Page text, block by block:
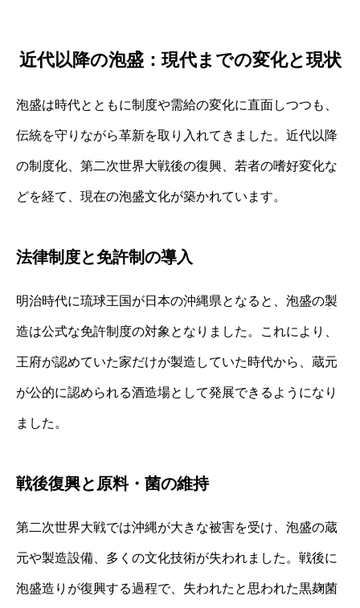
近代以降の泡盛：現代までの変化と現状
泡盛は時代とともに制度や需給の変化に直面しつつも、
伝統を守りながら革新を取り入れてきました。近代以降
の制度化、第二次世界大戦後の復興、若者の嗜好変化な
どを経て、現在の泡盛文化が築かれています。
法律制度と免許制の導入
明治時代に琉球王国が日本の沖縄県となると、泡盛の製
造は公式な免許制度の対象となりました。これにより、
王府が認めていた家だけが製造していた時代から、蔵元
が公的に認められる酒造場として発展できるようになり
ました。
戦後復興と原料・菌の維持
第二次世界大戦では沖縄が大きな被害を受け、泡盛の蔵
元や製造設備、多くの文化技術が失われました。戦後に
泡盛造りが復興する過程で、失われたと思われた黒麹菌